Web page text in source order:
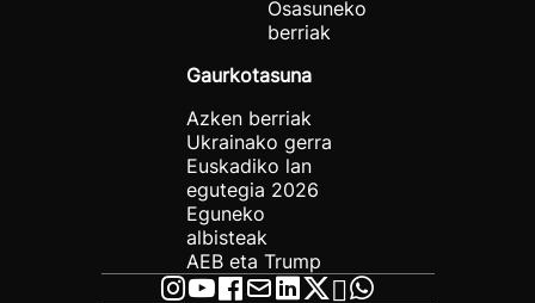
Osasuneko
berriak
Gaurkotasuna
Azken berriak
Ukrainako gerra
Euskadiko lan
egutegia 2026
Eguneko
albisteak
AEB eta Trump